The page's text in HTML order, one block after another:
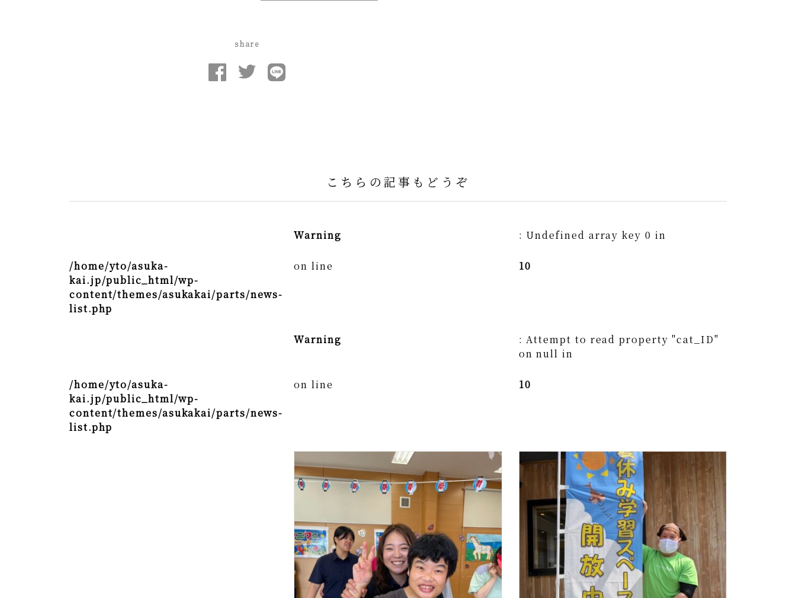
share
こちらの記事もどうぞ
Warning : Undefined array key 0 in
/home/yto/asuka-
kai.jp/public_html/wp-
content/themes/asukakai/parts/news-
list.php
on line 10
Warning
: Attempt to read property "cat_ID"
on null in
/home/yto/asuka-
kai.jp/public_html/wp-
content/themes/asukakai/parts/news-
list.php
on line 10